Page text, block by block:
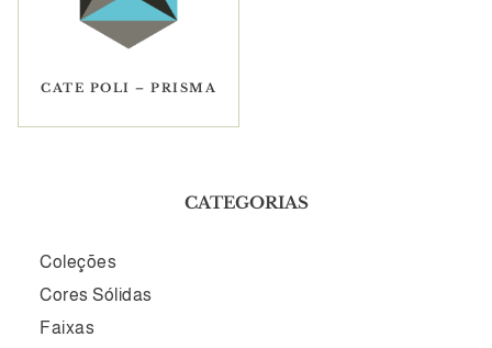
CATE POLI – PRISMA
CATEGORIAS
Coleções
Cores Sólidas
Faixas